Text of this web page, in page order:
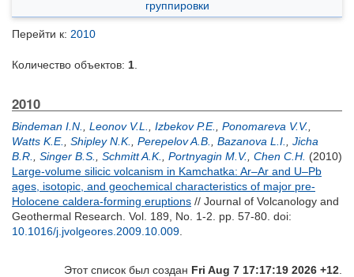
группировки
Перейти к: 2010
Количество объектов: 1
2010
Bindeman I.N. Leonov V.L. Izbekov P.E. Ponomareva V.V.
Watts K.E.
Shipley N.K. Perepelov A.B. Bazanova L.I.
Jicha
B.R.
Singer B.S. Schmitt A.K. Portnyagin M.V. Chen C.H. (2010)
Large-volume silicic volcanism in Kamchatka: Ar–Ar and U–Pb
ages, isotopic, and geochemical characteristics of major pre-
Holocene caldera-forming eruptions // Journal of Volcanology and
Geothermal Research. Vol. 189, No. 1-2. pp. 57-80. doi:
10.1016/j.jvolgeores.2009.10.009
Этот список был создан Fri Aug 7 17:17:19 2026 +12